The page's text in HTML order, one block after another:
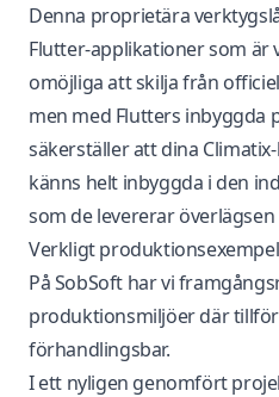
Denna proprietära
Flutter-applikationer som är
omöjliga att skilja från
men med Flutters inbyggda
säkerställer att dina
känns helt inbyggda i den
som de levererar
Verkligt
På SobSoft har vi
produktionsmiljöer där
förhandlingsbar.
I ett nyligen genomfört